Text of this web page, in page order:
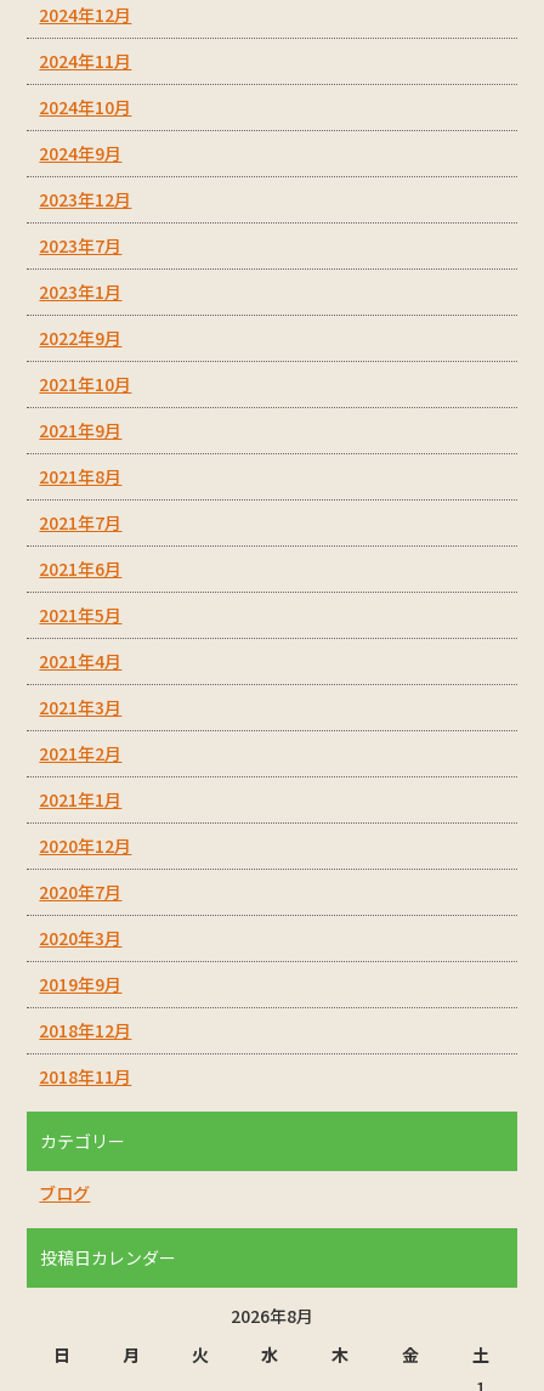
2024年12月
2024年11月
2024年10月
2024年9月
2023年12月
2023年7月
2023年1月
2022年9月
2021年10月
2021年9月
2021年8月
2021年7月
2021年6月
2021年5月
2021年4月
2021年3月
2021年2月
2021年1月
2020年12月
2020年7月
2020年3月
2019年9月
2018年12月
2018年11月
カテゴリー
ブログ
投稿日カレンダー
2026年8月
日
月 火 水 木 金
土